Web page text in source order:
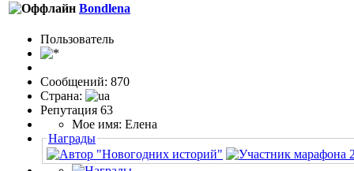
Bondlena
Пользовaтeль
Сообщений: 870
Страна:
Репутация 63
Мое имя: Елена
Награды